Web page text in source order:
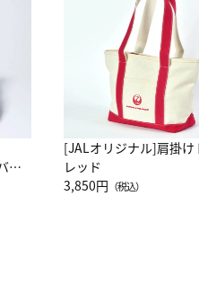
ッ
[JALオリジナル]肩掛け
レッド
3,850円 （税込）